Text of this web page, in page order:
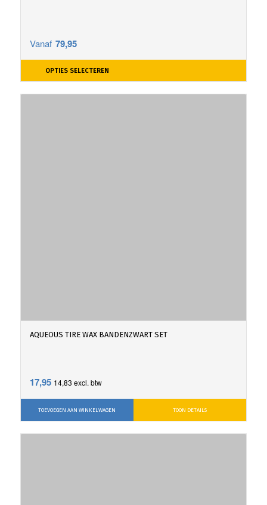
Vanaf 79,95
OPTIES SELECTEREN
AQUEOUS TIRE WAX BANDENZWART SET
17,95 14,83 excl. btw
TOEVOEGEN AAN WINKELWAGEN TOON DETAILS